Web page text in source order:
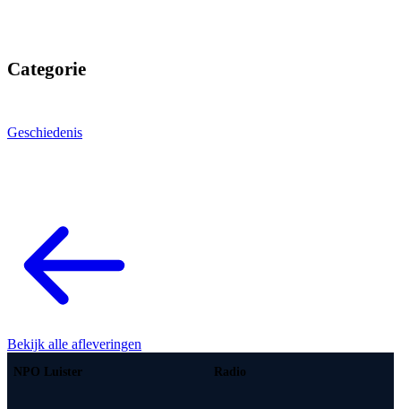
Categorie
Geschiedenis
Bekijk alle afleveringen
NPO Luister Radio